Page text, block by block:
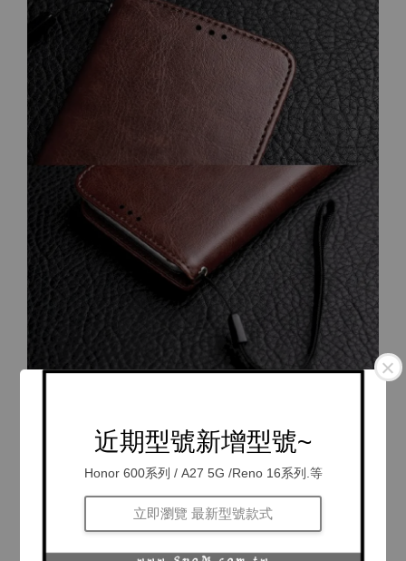
近期型號新增型號~
Honor 600系列 / A27 5G /Reno 16系列.等
立即瀏覽 最新型號款式